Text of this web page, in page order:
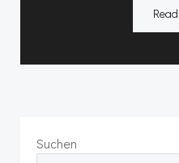
Suchen